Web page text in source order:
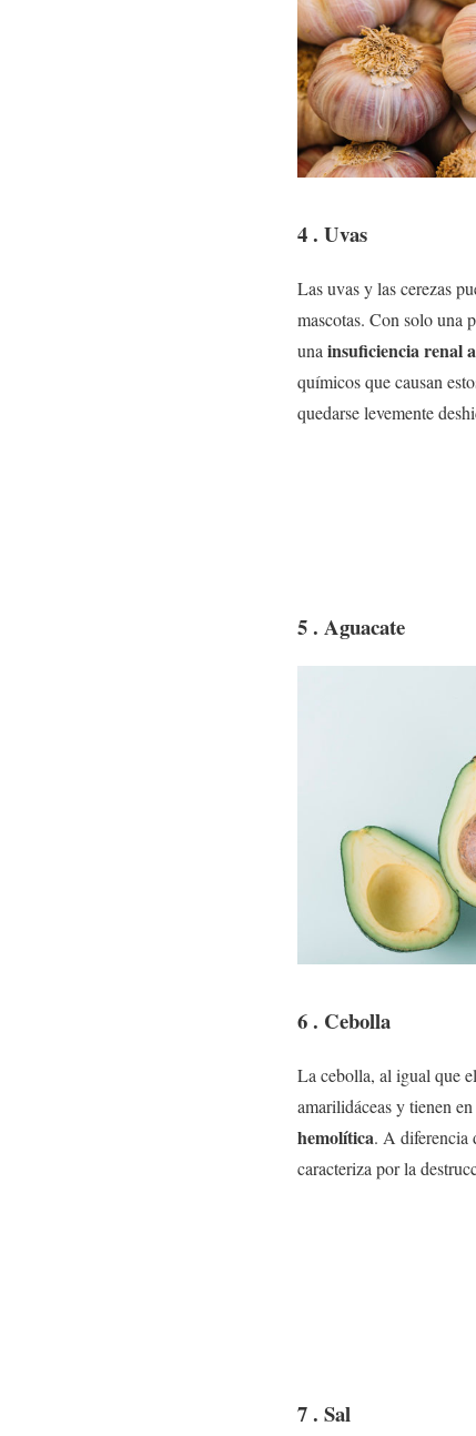
4 . Uvas
Las uvas y las cerezas
mascotas. Con solo una
una insuficiencia renal
químicos que causan
quedarse levemente
5 . Aguacate
6 . Cebolla
La cebolla, al igual que
amarilidáceas y tienen
hemolítica. A diferencia
caracteriza por la
7 . Sal